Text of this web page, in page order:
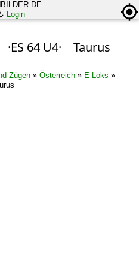
BILDER.DE
Login
·ES 64 U4· Taurus
Zügen » Österreich » E-Loks »